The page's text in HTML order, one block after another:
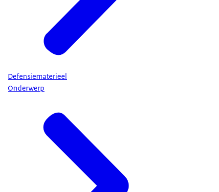
Defensiematerieel
Onderwerp